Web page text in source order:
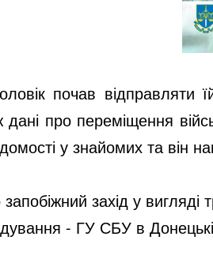
почав відправляти
про переміщення
у знайомих та він
захід у
- ГУ СБУ в